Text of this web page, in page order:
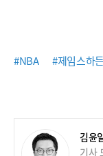
#NBA #제임스하든
김윤
기사